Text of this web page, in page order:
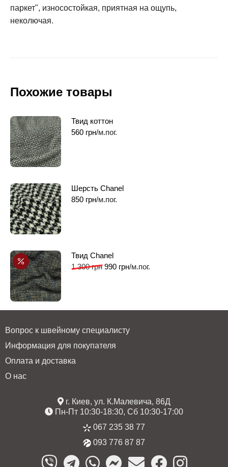
паркет", износостойкая, приятная на ощупь,
неколючая.
Похожие товары
Твид коттон
560 грн/м.пог.
Шерсть Chanel
850 грн/м.пог.
Твид Chanel
1 300грн 990 грн/м.пог.
Вопрос к швейному специалисту
Информация для покупателя
Оплата и доставка
О нас
г. Киев, ул. К.Малевича, 86Д
Пн-Пт 10:30-18:30, Сб 10:30-17:00
067 235 38 77
093 776 87 87